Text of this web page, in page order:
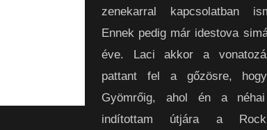
zenekarral kapcsolatban
Ennek pedig már idestova
éve. Laci akkor a
pattant fel a gőzösre,
Gyömrőig, ahol én a
indítottam útjára a